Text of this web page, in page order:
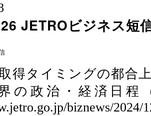
JETROビジネス短
得タイミングの都合
の政治・経済日程
biznews/2024/